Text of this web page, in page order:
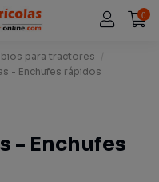
0
para tractores
- Enchufes rápidos
- Enchufes